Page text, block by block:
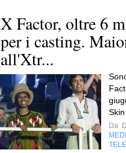
X Factor, oltre 6
per i casting.
all'Xtr...
Da